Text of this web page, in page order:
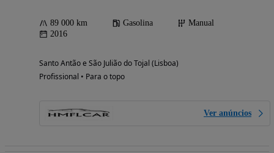
89 000 km Gasolina
Manual
2016
Santo Antão e São Julião do Tojal (Lisboa)
Profissional • Para o topo
Ver anúncios